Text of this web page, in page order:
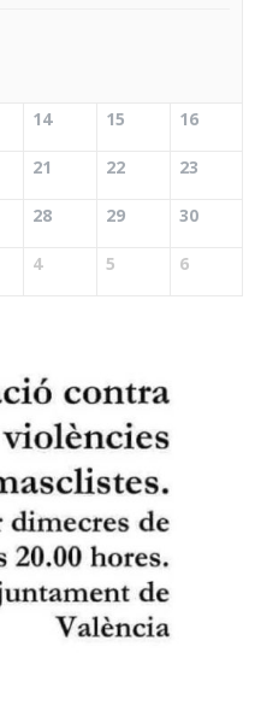
14 15 16
21 22 23
28 29 30
4 5 6